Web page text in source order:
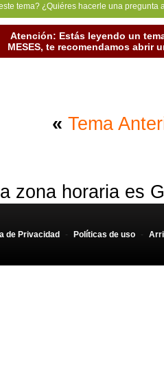
tema? ¿Quiéres hacerle una
Atención: Estás leyendo un
MESES, te recomendamos abrir
« Tema
zona horaria es
de Privacidad - Políticas de uso -